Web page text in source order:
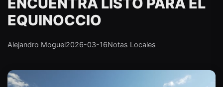
EQUINOCCIO
Alejandro Moguel2026-03-16Notas Locales